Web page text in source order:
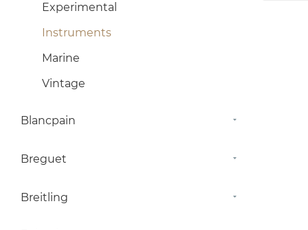
Experimental
Instruments
Marine
Vintage
Blancpain
Breguet
Breitling